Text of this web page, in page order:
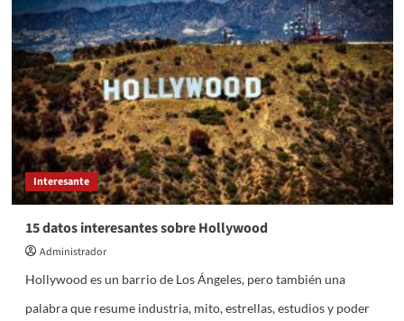
4
Qué es el metaverso
5
Redes y Sistemas
¿Cómo optimizar el rendimiento en la
red y gestionar el tráfico y qué tiene que
ver la QOS con ello?
Empresa Tecnología
La industria cambia de mentalidad en la
forma de invertir en maquinaria
Tecnología
Cuáles son los delitos informáticos más
comunes y cómo protegerte
Interesante
15 datos interesantes sobre Hollywood
Administrador
Hollywood es un barrio de Los Ángeles, pero también una
palabra que resume industria, mito, estrellas, estudios y poder